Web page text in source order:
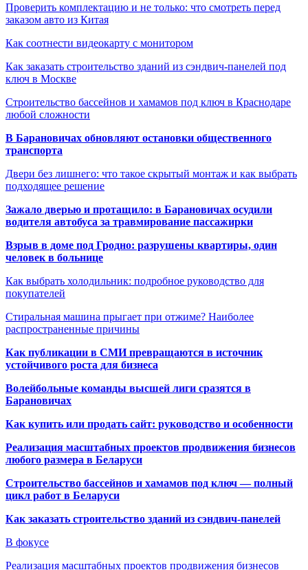
Проверить комплектацию и не только: что смотреть перед
заказом авто из Китая
Как соотнести видеокарту с монитором
Как заказать строительство зданий из сэндвич-панелей под
ключ в Москве
Строительство бассейнов и хамамов под ключ в Краснодаре
любой сложности
В Барановичах обновляют остановки общественного
транспорта
Двери без лишнего: что такое скрытый монтаж и как выбрать
подходящее решение
Зажало дверью и протащило: в Барановичах осудили
водителя автобуса за травмирование пассажирки
Взрыв в доме под Гродно: разрушены квартиры, один
человек в больнице
Как выбрать холодильник: подробное руководство для
покупателей
Стиральная машина прыгает при отжиме? Наиболее
распространенные причины
Как публикации в СМИ превращаются в источник
устойчивого роста для бизнеса
Волейбольные команды высшей лиги сразятся в
Барановичах
Как купить или продать сайт: руководство и особенности
Реализация масштабных проектов продвижения бизнесов
любого размера в Беларуси
Строительство бассейнов и хамамов под ключ — полный
цикл работ в Беларуси
Как заказать строительство зданий из сэндвич-панелей
В фокусе
Реализация масштабных проектов продвижения бизнесов